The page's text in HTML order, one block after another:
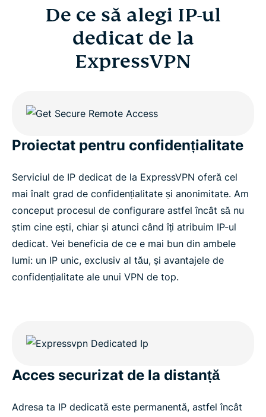
De ce să alegi IP-ul
dedicat de la
ExpressVPN
Proiectat pentru confidențialitate
Serviciul de IP dedicat de la ExpressVPN oferă cel
mai înalt grad de confidențialitate și anonimitate. Am
conceput procesul de configurare astfel încât să nu
știm cine ești, chiar și atunci când îți atribuim IP-ul
dedicat. Vei beneficia de ce e mai bun din ambele
lumi: un IP unic, exclusiv al tău, și avantajele de
confidențialitate ale unui VPN de top.
Acces securizat de la distanță
Adresa ta IP dedicată este permanentă, astfel încât